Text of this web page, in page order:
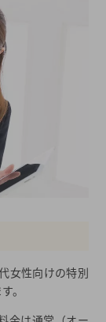
女性向けの特別
。